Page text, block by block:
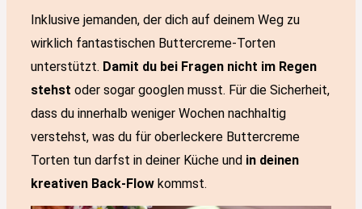
Inklusive jemanden, der dich auf deinem Weg zu
wirklich fantastischen Buttercreme-Torten
unterstützt. Damit du bei Fragen nicht im Regen
stehst oder sogar googlen musst. Für die Sicherheit,
dass du innerhalb weniger Wochen nachhaltig
verstehst, was du für oberleckere Buttercreme
Torten tun darfst in deiner Küche und in deinen
kreativen Back-Flow kommst.